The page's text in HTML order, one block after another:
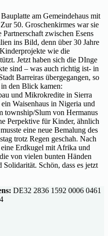
am Gemeindehaus mit
50. Groschenkirmes war sie
zwischen Esens
ins Bild, denn über 30 Jahre
wie die
Jetzt haben sich die DInge
sind – was auch richtig ist- in
Barreiras übergegangen, so
den Blick kamen:
und Mikrokredite in Sierra
Waisenhaus in Nigeria und
township/Slum von Hermanus
Perpektive für Kinder, ähnlich
eine neue Bemalung des
trotz Regen geschah. Nach
Erdkugel mit Afrika und
von vielen bunten Händen
Schön, dass es jetzt
DE32 2836 1592 0006 0461